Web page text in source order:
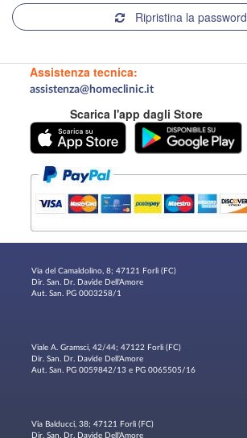
Ripristina la password
Assistenza tecnica:
assistenza@homeclinic.it
Scarica l'app dagli Store
Via del Camaldolino, 8; 47121 Forlì (FC)
Dir. San. Dr. Davide Dell'Amore
Aut. San. PG 0003258/1
Viale A. Gramsci, 42/44; 47122 Forlì (FC)
Dir. San. Dr. Davide Dell'Amore
Aut. San. PG 0059842/13 e PG 0065505/16
Via Balducci, 38; 47121 Forlì (FC)
Dir. San. Dr. Davide Dell'Amore